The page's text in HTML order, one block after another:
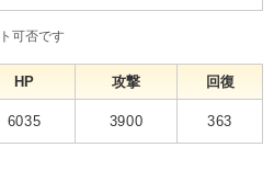
可否です
HP 攻撃 回復
6035 3900 363